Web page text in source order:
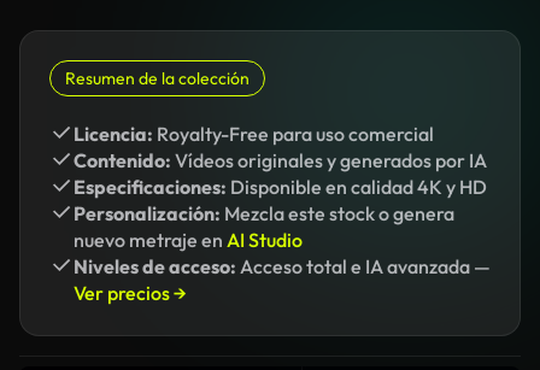
Resumen de la colección
Licencia: Royalty-Free para uso comercial
Contenido: Vídeos originales y generados por IA
Especificaciones: Disponible en calidad 4K y HD
Personalización: Mezcla este stock o genera
nuevo metraje en AI Studio
Niveles de acceso: Acceso total e IA avanzada —
Ver precios →